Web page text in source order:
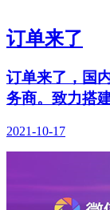
订单来了
订单来了，国
务商。致力搭
2021-10-17